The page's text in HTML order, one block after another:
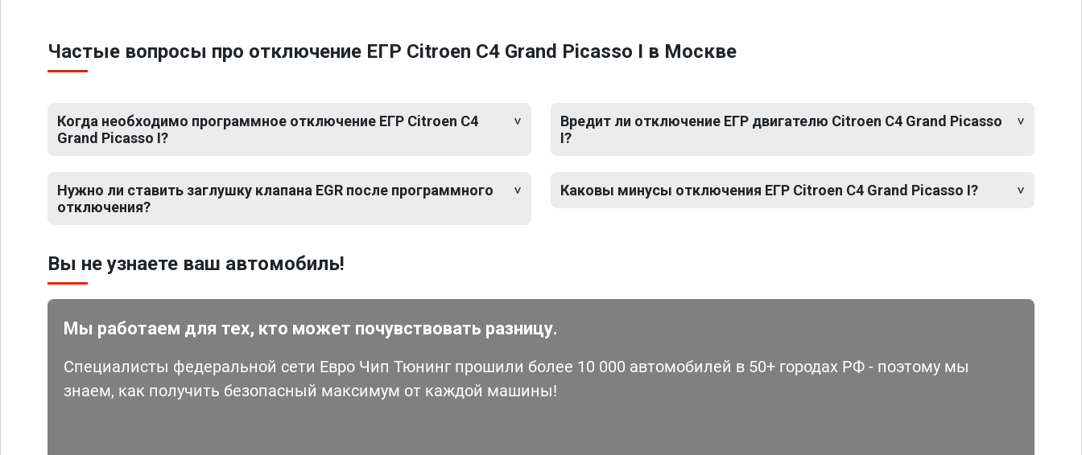
Частые вопросы про отключение ЕГР Citroen C4 Grand Picasso I в Москве
Когда необходимо программное отключение ЕГР Citroen C4
Grand Picasso I?
Нужно ли ставить заглушку клапана EGR после программного
отключения?
Вредит ли отключение ЕГР двигателю Citroen C4 Grand Picasso
I?
Каковы минусы отключения ЕГР Citroen C4 Grand Picasso I?
Вы не узнаете ваш автомобиль!
Мы работаем для тех, кто может почувствовать разницу.
Специалисты федеральной сети Евро Чип Тюнинг прошили более 10 000 автомобилей в 50+ городах РФ - поэтому мы
знаем, как получить безопасный максимум от каждой машины!